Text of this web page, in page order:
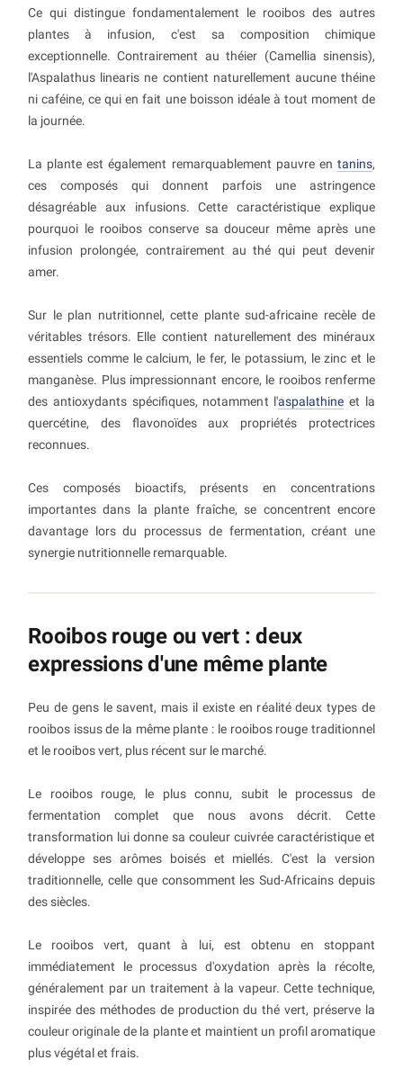
Ce qui distingue fondamentalement le rooibos des autres
plantes à infusion, c'est sa composition chimique
exceptionnelle. Contrairement au théier (Camellia sinensis),
l'Aspalathus linearis ne contient naturellement aucune théine
ni caféine, ce qui en fait une boisson idéale à tout moment de
la journée.
La plante est également remarquablement pauvre en tanins,
ces composés qui donnent parfois une astringence
désagréable aux infusions. Cette caractéristique explique
pourquoi le rooibos conserve sa douceur même après une
infusion prolongée, contrairement au thé qui peut devenir
amer.
Sur le plan nutritionnel, cette plante sud-africaine recèle de
véritables trésors. Elle contient naturellement des minéraux
essentiels comme le calcium, le fer, le potassium, le zinc et le
manganèse. Plus impressionnant encore, le rooibos renferme
des antioxydants spécifiques, notamment l'aspalathine et la
quercétine, des flavonoïdes aux propriétés protectrices
reconnues.
Ces composés bioactifs, présents en concentrations
importantes dans la plante fraîche, se concentrent encore
davantage lors du processus de fermentation, créant une
synergie nutritionnelle remarquable.
Rooibos rouge ou vert : deux
expressions d'une même plante
Peu de gens le savent, mais il existe en réalité deux types de
rooibos issus de la même plante : le rooibos rouge traditionnel
et le rooibos vert, plus récent sur le marché.
Le rooibos rouge, le plus connu, subit le processus de
fermentation complet que nous avons décrit. Cette
transformation lui donne sa couleur cuivrée caractéristique et
développe ses arômes boisés et miellés. C'est la version
traditionnelle, celle que consomment les Sud-Africains depuis
des siècles.
Le rooibos vert, quant à lui, est obtenu en stoppant
immédiatement le processus d'oxydation après la récolte,
généralement par un traitement à la vapeur. Cette technique,
inspirée des méthodes de production du thé vert, préserve la
couleur originale de la plante et maintient un profil aromatique
plus végétal et frais.